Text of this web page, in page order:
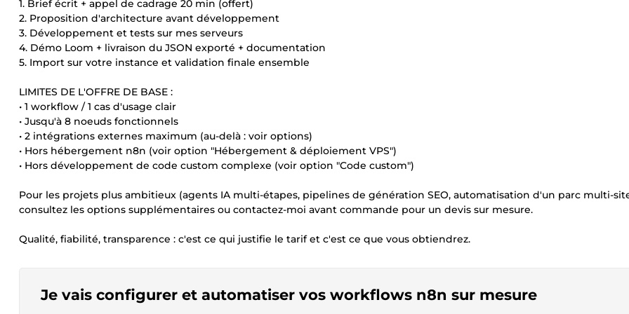
1. Brief écrit + appel de cadrage 20 min (offert)
2. Proposition d'architecture avant développement
3. Développement et tests sur mes serveurs
4. Démo Loom + livraison du JSON exporté + documentation
5. Import sur votre instance et validation finale ensemble
LIMITES DE L'OFFRE DE BASE :
• 1 workflow / 1 cas d'usage clair
• Jusqu'à 8 noeuds fonctionnels
• 2 intégrations externes maximum (au-delà : voir options)
• Hors hébergement n8n (voir option "Hébergement & déploiement VPS")
• Hors développement de code custom complexe (voir option "Code custom")
Pour les projets plus ambitieux (agents IA multi-étapes, pipelines de génération SEO, automatisation d'un parc multi-
consultez les options supplémentaires ou contactez-moi avant commande pour un devis sur mesure.
Qualité, fiabilité, transparence : c'est ce qui justifie le tarif et c'est ce que vous obtiendrez.
Je vais configurer et automatiser vos workflows n8n sur mesure